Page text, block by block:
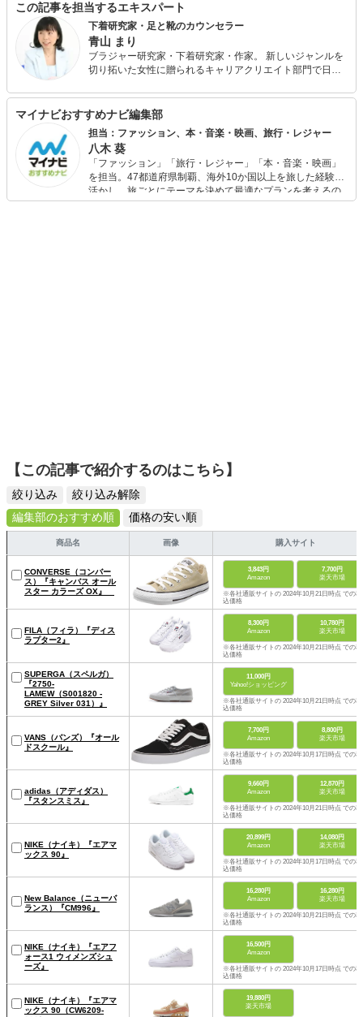
この記事を担当するエキスパート
下着研究家・足と靴のカウンセラー
青山 まり
ブラジャー研究家・下着研究家・作家。 新しいジャンルを
切り拓いた女性に贈られるキャリアクリエイト部門で日経
者の立場で活動している。新聞・雑誌・講演・テレビ出演
多数。著書に『ブラの本。』（サンマーク出版）『着るだ
けダイエット』（東邦出版）ほか多数。 また、2014年に足
の怪我をしたことがきっかけで足と靴の研究を始める。フ
ットケアの専門スクールに通い、フットケアアドバイザー
とシューフィット、中敷き調整の技術を身につける。 その
後、靴工房と靴専門店にて経験を積み、現在「足と靴のカ
ウンセラー」としても活動中。
マイナビおすすめナビ編集部
担当：ファッション、本・音楽・映画、旅行・レジャー
八木 葵
「ファッション」「旅行・レジャー」「本・音楽・映画」
を担当。47都道府県制覇、海外10か国以上を旅した経験を
活かし、旅ごとにテーマを決めて最適なプランを考えるの
が得意。また、アパレルショップでの販売経験もあり。誰
【この記事で紹介するのはこちら】
絞り込み
絞り込み解除
編集部のおすすめ順
価格の安い順
商品名 画像 購入サイト
CONVERSE（コンバー
ス）『キャンバス オール
スター カラーズ OX』
3,843円
Amazon
7,700円
楽天市場
※各社通販サイトの 2024年10月21日時点 での税
込価格
FILA（フィラ）『ディス
ラプター2』
8,300円
Amazon
10,780円
楽天市場
※各社通販サイトの 2024年10月21日時点 での税
込価格
SUPERGA（スペルガ）
『2750-
LAMEW（S001820 -
GREY Silver 031）』
11,000円
Yahoo!ショッピング
※各社通販サイトの 2024年10月21日時点 での税
込価格
VANS（バンズ）『オール
ドスクール』
7,700円
Amazon
8,800円
楽天市場
※各社通販サイトの 2024年10月17日時点 での税
込価格
adidas（アディダス）
『スタンスミス』
9,660円
Amazon
12,870円
楽天市場
※各社通販サイトの 2024年10月21日時点 での税
込価格
NIKE（ナイキ）『エアマ
ックス 90』
20,899円
Amazon
14,080円
楽天市場
※各社通販サイトの 2024年10月17日時点 での税
込価格
New Balance（ニューバ
ランス）『CM996』
16,280円
Amazon
16,280円
楽天市場
※各社通販サイトの 2024年10月21日時点 での税
込価格
NIKE（ナイキ）『エアフ
ォース1 ウィメンズシュ
ーズ』
16,500円
Amazon
※各社通販サイトの 2024年10月17日時点 での税
込価格
NIKE（ナイキ）『エアマ
ックス 90（CW6209-
19,880円
楽天市場